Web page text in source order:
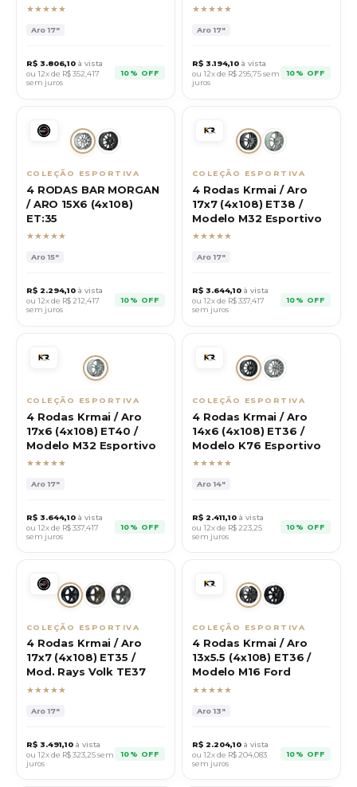
★★★★★
Aro17"
R$ 3.806,10 à vista
ou 12x de R$352,417
sem juros
10% OFF
★★★★★
Aro17"
R$ 3.194,10 à vista
ou 12x de R$295,75sem
juros
10% OFF
COLEÇÃO ESPORTIVA
4 RODAS BAR MORGAN
/ ARO 15X6 (4x108)
ET:35
★★★★★
Aro15"
R$ 2.294,10 à vista
ou 12x de R$ 212,417
sem juros
10% OFF
COLEÇÃO ESPORTIVA
4 Rodas Krmai / Aro
17x7 (4x108) ET38 /
Modelo M32 Esportivo
★★★★★
Aro17"
R$ 3.644,10 à vista
ou 12x de R$337,417
sem juros
10% OFF
COLEÇÃO ESPORTIVA
4 Rodas Krmai / Aro
17x6 (4x108) ET40 /
Modelo M32 Esportivo
★★★★★
Aro17"
R$ 3.644,10 à vista
ou 12x de R$337,417
sem juros
10% OFF
COLEÇÃO ESPORTIVA
4 Rodas Krmai / Aro
14x6 (4x108) ET36 /
Modelo K76 Esportivo
★★★★★
Aro14"
R$ 2.411,10 à vista
ou 12x de R$ 223,25
sem juros
10% OFF
COLEÇÃO ESPORTIVA
4 Rodas Krmai / Aro
17x7 (4x108) ET35 /
Mod. Rays Volk TE37
★★★★★
Aro17"
R$ 3.491,10 à vista
ou 12x de R$323,25sem
juros
10% OFF
COLEÇÃO ESPORTIVA
4 Rodas Krmai / Aro
13x5.5 (4x108) ET36 /
Modelo M16 Ford
★★★★★
Aro13"
R$ 2.204,10 à vista
ou 12x de R$ 204,083
sem juros
10% OFF